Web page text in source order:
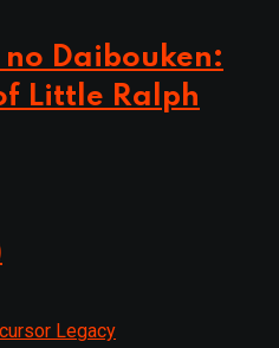
Daibouken:
Little Ralph